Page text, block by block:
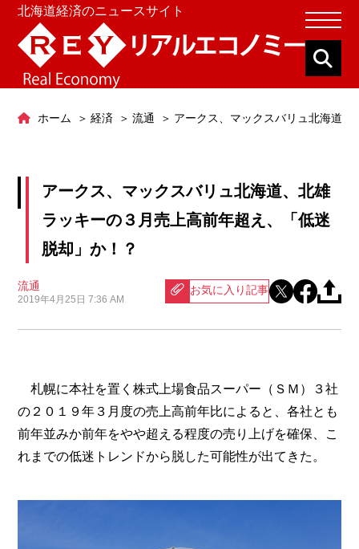
北海道経済のニュースサイト
ホーム 経済 流通 アークス、マックスバリュ北海道
アークス、マックスバリュ北海道、北雄
ラッキーの３月売上高前年超え、「低迷
脱却」か！？
流通
2019年4月25日 7:36 AM
お気に入り記事
札幌に本社を置く株式上場食品スーパー（ＳＭ）３社
の２０１９年３月度の売上高前年比によると、各社とも
前年並みか前年をやや超える程度の売り上げを確保、こ
れまでの低迷トレンドから脱した可能性が出てきた。